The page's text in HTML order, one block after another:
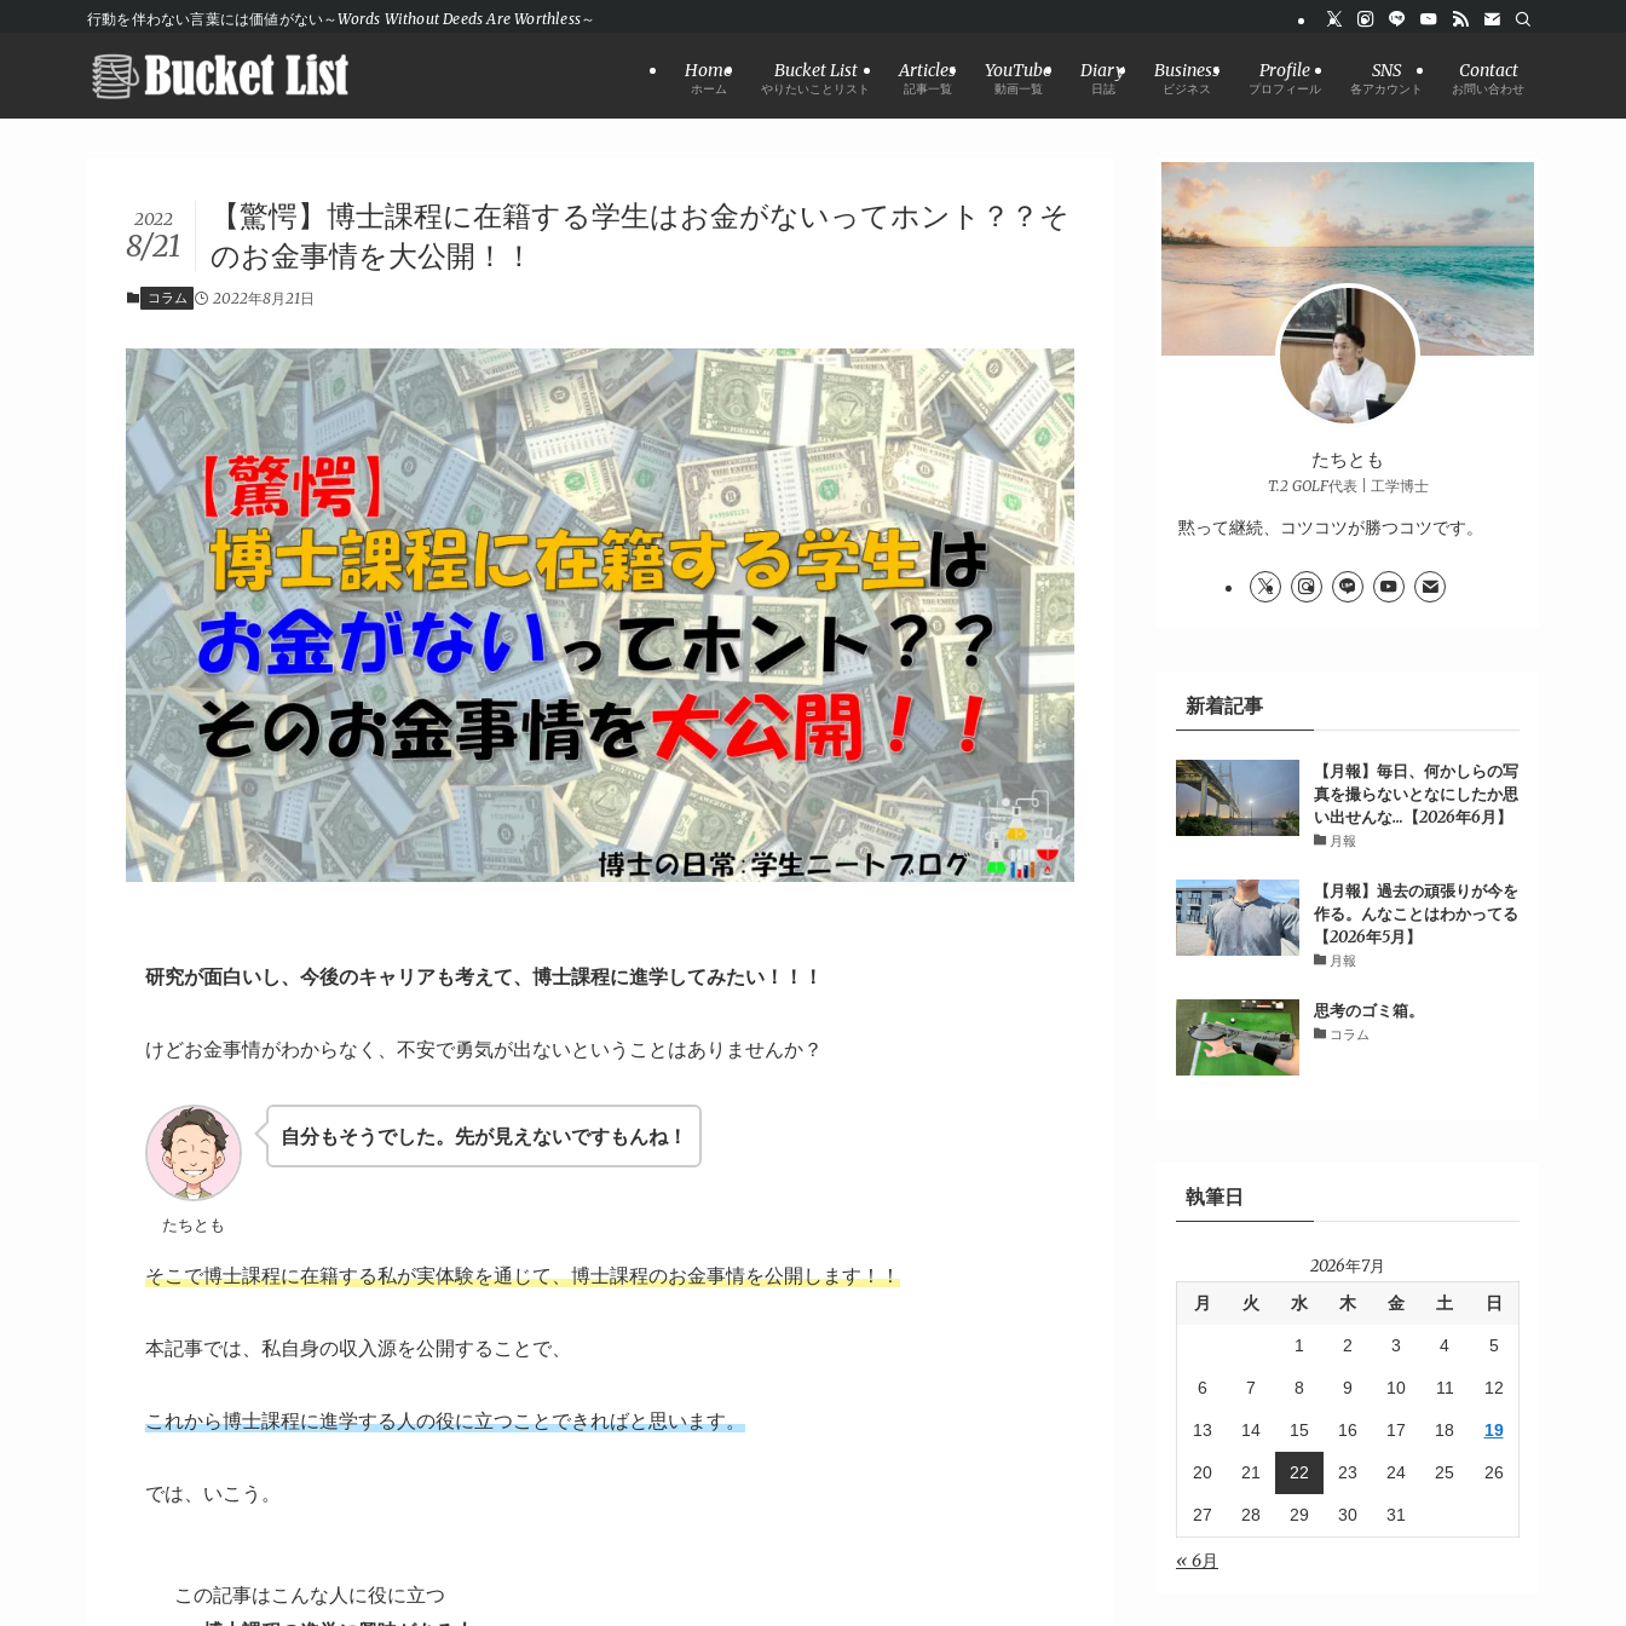
行動を伴わない言葉には価値がない～Words Without Deeds Are Worthless～
Home
ホーム
Bucket List
やりたいことリスト
Articles
記事一覧
YouTube
動画一覧
Diary
日誌
Business
ビジネス
Profile
プロフィール
SNS
各アカウント
Contact
お問い合わせ
【驚愕】博士課程に在籍する学生はお金がないってホント？？そ
のお金事情を大公開！！
2022
8/21
コラム 2022年8月21日
研究が面白いし、今後のキャリアも考えて、博士課程に進学してみたい！！！
けどお金事情がわからなく、 不安で勇気が出ないということはありませんか？
たちとも
自分もそうでした。先が見えないですもんね！
そこで博士課程に在籍する私が実体験を通じて、博士課程のお金事情を公開します！！
本記事では、私自身の収入源を公開することで、
これから博士課程に進学する人の役に立つことできればと思います。
では、いこう。
この記事はこんな人に役に立つ
たちとも
T.2 GOLF代表 | 工学博士
黙って継続、コツコツが勝つコツです。
新着記事
【月報】毎日、何かしらの写
真を撮らないとなにしたか思
い出せんな…【2026年6月】
月報
【月報】過去の頑張りが今を
作る。んなことはわかってる
【2026年5月】
月報
思考のゴミ箱。
コラム
執筆日
2026年7月
月 火 水 木 金 土 日
1 2 3 4 5
6 7 8 9 10 11 12
13 14 15 16 17 18 19
20 21 22 23 24 25 26
27 28 29 30 31
« 6月